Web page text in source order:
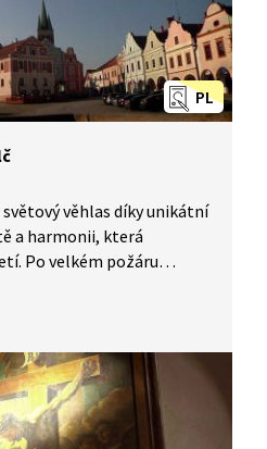
PL
věhlas díky unikátní
a harmonii, která
Po velkém požáru
s branami. Náměstí
lemováno souborem
měšťanských domů
soubor členitých fasád
barokní